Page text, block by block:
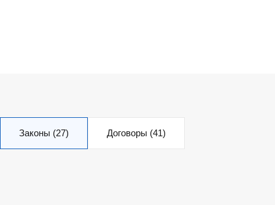
Законы (27) Договоры (41)